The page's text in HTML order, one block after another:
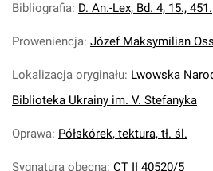
Bibliografia: D. An.-Lex, Bd. 4, 15., 451.
Proweniencja: Józef Maksymilian
Lokalizacja oryginału: Lwowska
Biblioteka Ukrainy im. V. Stefanyka
Oprawa: Półskórek, tektura, tł. śl.
Sygnatura obecna: CT II 40520/5